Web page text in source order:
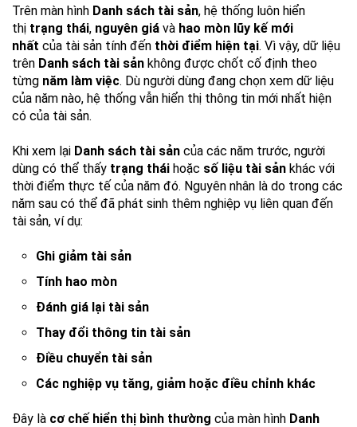
Trên màn hình Danh sách tài sản, hệ thống luôn hiển
thị trạng thái, nguyên giá và hao mòn lũy kế mới
nhất của tài sản tính đến thời điểm hiện tại. Vì vậy, dữ liệu
trên Danh sách tài sản không được chốt cố định theo
từng năm làm việc. Dù người dùng đang chọn xem dữ liệu
của năm nào, hệ thống vẫn hiển thị thông tin mới nhất hiện
có của tài sản.
Khi xem lại Danh sách tài sản của các năm trước, người
dùng có thể thấy trạng thái hoặc số liệu tài sản khác với
thời điểm thực tế của năm đó. Nguyên nhân là do trong các
năm sau có thể đã phát sinh thêm nghiệp vụ liên quan đến
tài sản, ví dụ:
Ghi giảm tài sản
Tính hao mòn
Đánh giá lại tài sản
Thay đổi thông tin tài sản
Điều chuyển tài sản
Các nghiệp vụ tăng, giảm hoặc điều chỉnh khác
Đây là cơ chế hiển thị bình thường của màn hình Danh